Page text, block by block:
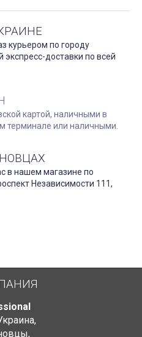
курьером по городу
доставки по всей
картой, наличными в
или наличными.
в нашем магазине по
Независимости 111,
,
,